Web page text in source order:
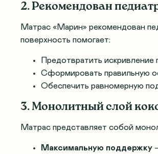
2. Рекомендован
Матрас «Марин» рекомендован
поверхность помогает:
Предотвратить искривление
Сформировать правильную
Обеспечить равномерную
3. Монолитный слой
Матрас представляет собой
Максимальную поддержку